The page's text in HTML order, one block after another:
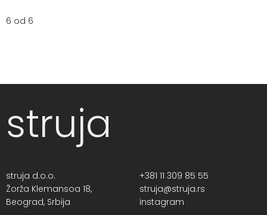
6 od 6
struja
struja d.o.o.
Žorža Klemansoa 18,
Beograd, Srbija
+381 11 309 85 55
struja@struja.rs
instagram